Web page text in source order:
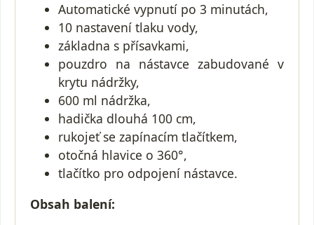
Automatické vypnutí po 3 minutách,
10 nastavení tlaku vody,
základna s přísavkami,
pouzdro na nástavce zabudované v
krytu nádržky,
600 ml nádržka,
hadička dlouhá 100 cm,
rukojeť se zapínacím tlačítkem,
otočná hlavice o 360°,
tlačítko pro odpojení nástavce.
Obsah balení: